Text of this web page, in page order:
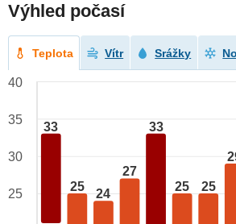
Výhled počasí
Teplota Vítr Srážky
33
25
24
27
33
25 25
40
35
30
25